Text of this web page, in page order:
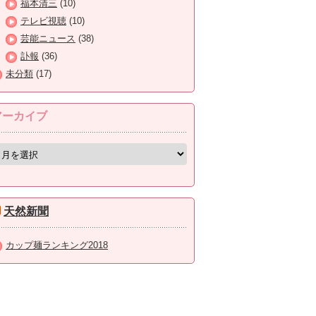
福本清三 (10)
テレビ視聴 (10)
芸能ニュース (38)
訃報 (36)
未分類 (17)
ーカイブ
天然新聞
カップ麺ランキング2018